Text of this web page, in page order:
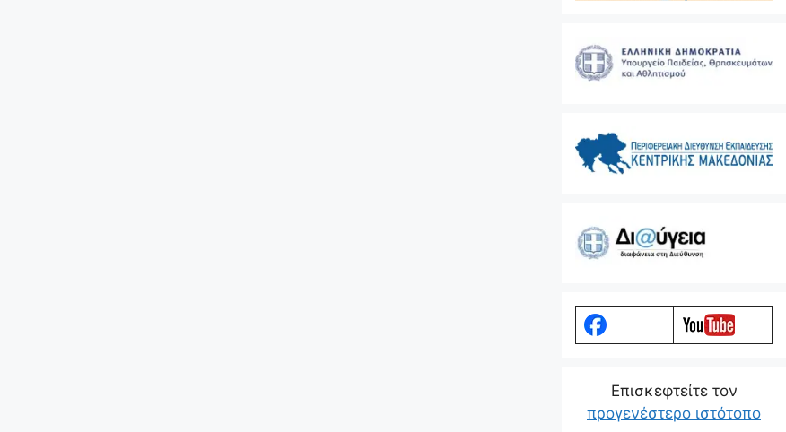
Eπισκεφτείτε τον
προγενέστερο ιστότοπο